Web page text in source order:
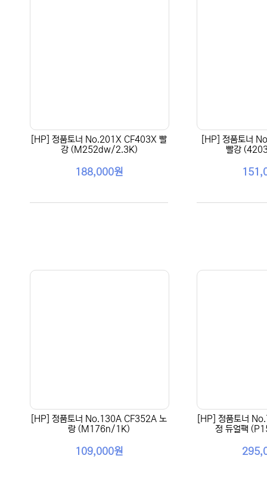
[HP] 정품토너 No.201X CF403X 빨
강 (M252dw/2.3K)
188,000원
[HP] 정품토너
빨강
[HP] 정품토너 No.130A CF352A 노
랑 (M176n/1K)
109,000원
[HP] 정품토너
정 듀얼팩